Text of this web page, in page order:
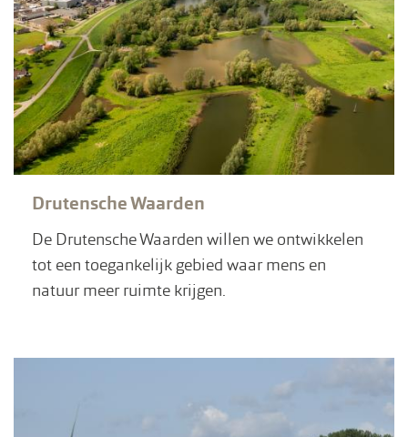
Drutensche Waarden
De Drutensche Waarden willen we ontwikkelen
tot een toegankelijk gebied waar mens en
natuur meer ruimte krijgen.